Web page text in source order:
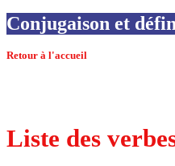
Conjugaison et
Retour à l'accueil
Liste des